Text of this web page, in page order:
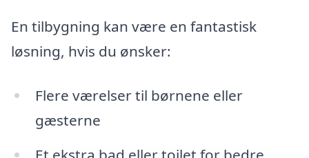
En tilbygning kan være en fantastisk
løsning, hvis du ønsker:
Flere værelser til børnene eller
gæsterne